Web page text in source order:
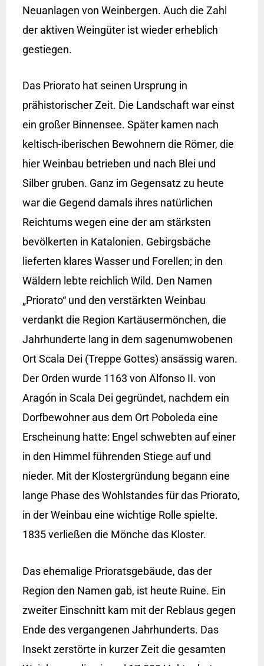
Neuanlagen von Weinbergen. Auch die Zahl
der aktiven Weingüter ist wieder erheblich
gestiegen.
Das Priorato hat seinen Ursprung in
prähistorischer Zeit. Die Landschaft war einst
ein großer Binnensee. Später kamen nach
keltisch-iberischen Bewohnern die Römer, die
hier Weinbau betrieben und nach Blei und
Silber gruben. Ganz im Gegensatz zu heute
war die Gegend damals ihres natürlichen
Reichtums wegen eine der am stärksten
bevölkerten in Katalonien. Gebirgsbäche
lieferten klares Wasser und Forellen; in den
Wäldern lebte reichlich Wild. Den Namen
„Priorato“ und den verstärkten Weinbau
verdankt die Region Kartäusermönchen, die
Jahrhunderte lang in dem sagenumwobenen
Ort Scala Dei (Treppe Gottes) ansässig waren.
Der Orden wurde 1163 von Alfonso II. von
Aragón in Scala Dei gegründet, nachdem ein
Dorfbewohner aus dem Ort Poboleda eine
Erscheinung hatte: Engel schwebten auf einer
in den Himmel führenden Stiege auf und
nieder. Mit der Klostergründung begann eine
lange Phase des Wohlstandes für das Priorato,
in der Weinbau eine wichtige Rolle spielte.
1835 verließen die Mönche das Kloster.
Das ehemalige Prioratsgebäude, das der
Region den Namen gab, ist heute Ruine. Ein
zweiter Einschnitt kam mit der Reblaus gegen
Ende des vergangenen Jahrhunderts. Das
Insekt zerstörte in kurzer Zeit die gesamten